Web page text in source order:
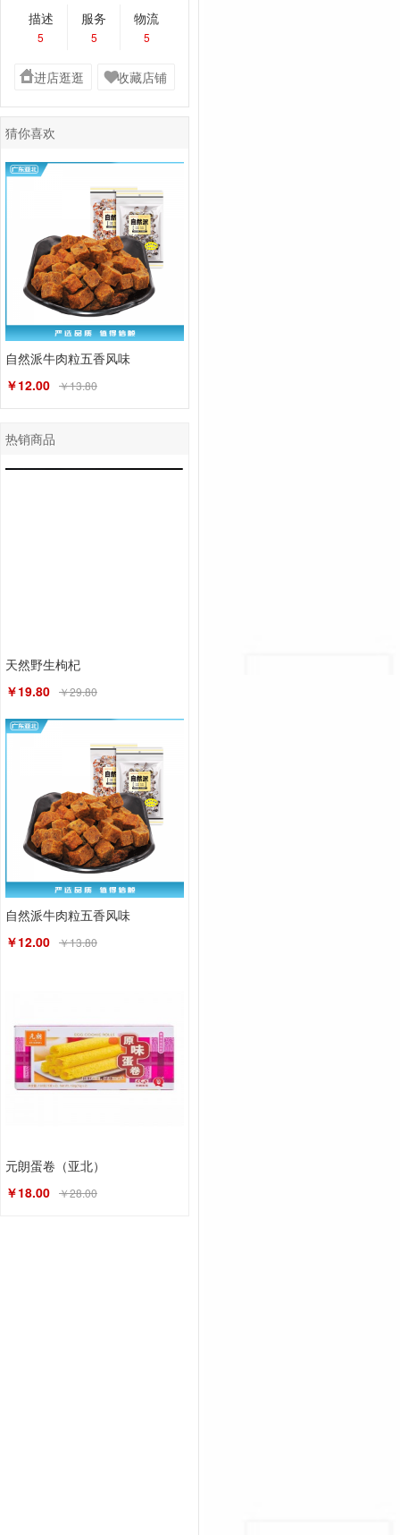
描述
5
服务
5
物流
5
进店逛逛 收藏店铺
猜你喜欢
自然派牛肉粒五香风味
￥12.00 ￥13.80
热销商品
天然野生枸杞
￥19.80 ￥29.80
自然派牛肉粒五香风味
￥12.00 ￥13.80
元朗蛋卷（亚北）
￥18.00 ￥28.00